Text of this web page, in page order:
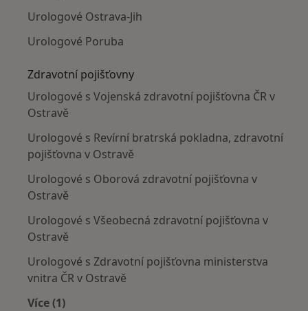
Urologové Ostrava-Jih
Urologové Poruba
Zdravotní pojišťovny
Urologové s Vojenská zdravotní pojišťovna ČR v
Ostravě
Urologové s Revírní bratrská pokladna, zdravotní
pojišťovna v Ostravě
Urologové s Oborová zdravotní pojišťovna v
Ostravě
Urologové s Všeobecná zdravotní pojišťovna v
Ostravě
Urologové s Zdravotní pojišťovna ministerstva
vnitra ČR v Ostravě
Více (1)